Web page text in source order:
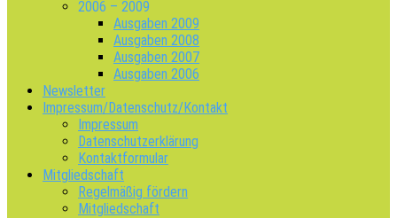
2006 – 2009
Ausgaben 2009
Ausgaben 2008
Ausgaben 2007
Ausgaben 2006
Newsletter
Impressum/Datenschutz/Kontakt
Impressum
Datenschutzerklärung
Kontaktformular
Mitgliedschaft
Regelmäßig fördern
Mitgliedschaft